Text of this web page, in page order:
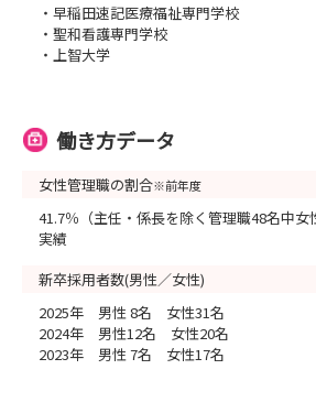
・早稲田速記医療福祉専門学校
・​聖和看護専門学校
・上智大学
働き方データ
女性管理職の割合※前年度
41.7％（主任・係長を除く管理職48名中
実績
新卒採用者数(男性／女性)
2025年 男性 8名 女性31名
2024年 男性12名 女性20名
2023年 男性 7名 女性17名